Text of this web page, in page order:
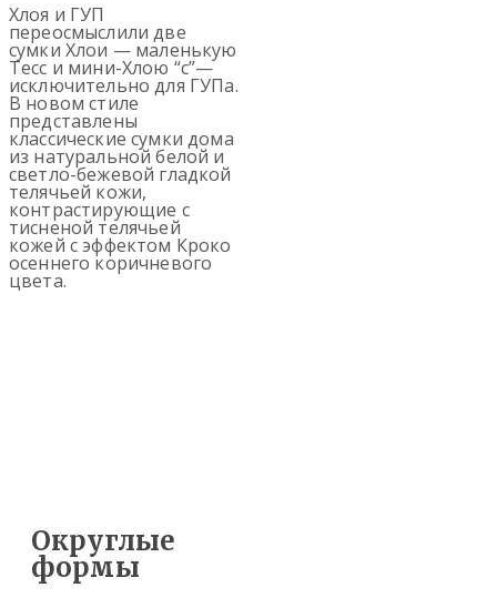
Хлоя и ГУП
переосмыслили две
сумки Хлои — маленькую
Тесс и мини-Хлою “с”—
исключительно для ГУПа.
В новом стиле
представлены
классические сумки дома
из натуральной белой и
светло-бежевой гладкой
телячьей кожи,
контрастирующие с
тисненой телячьей
кожей с эффектом Кроко
осеннего коричневого
цвета.
Округлые
формы